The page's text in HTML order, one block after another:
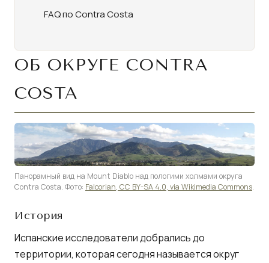
FAQ по Contra Costa
ОБ ОКРУГЕ CONTRA
COSTA
Панорамный вид на Mount Diablo над пологими холмами округа
Contra Costa. Фото: Falcorian, CC BY-SA 4.0, via Wikimedia Commons.
История
Испанские исследователи добрались до
территории, которая сегодня называется округ